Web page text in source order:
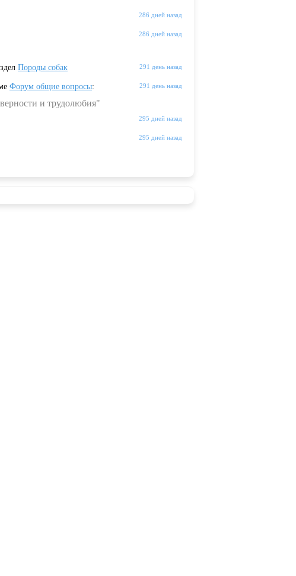
286 дней назад
286 дней назад
291 день назад
Породы собак
291 день назад
Форум общие вопросы:
и трудолюбия"
295 дней назад
295 дней назад